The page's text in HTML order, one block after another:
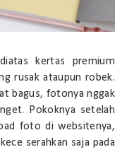
kertas premium
rusak ataupun robek.
bagus, fotonya nggak
Pokoknya setelah
foto di websitenya,
serahkan saja pada